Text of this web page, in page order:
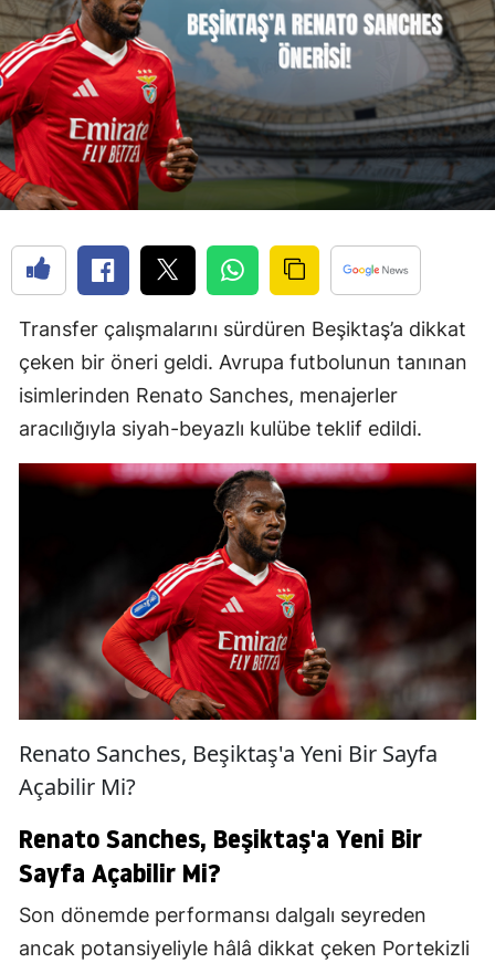
Transfer çalışmalarını sürdüren Beşiktaş’a dikkat
çeken bir öneri geldi. Avrupa futbolunun tanınan
isimlerinden Renato Sanches, menajerler
aracılığıyla siyah-beyazlı kulübe teklif edildi.
Renato Sanches, Beşiktaş'a Yeni Bir Sayfa
Açabilir Mi?
Renato Sanches, Beşiktaş'a Yeni Bir
Sayfa Açabilir Mi?
Son dönemde performansı dalgalı seyreden
ancak potansiyeliyle hâlâ dikkat çeken Portekizli